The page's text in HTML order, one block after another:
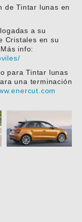
de Tintar lunas en
a su
Cristales en su
info:
para Tintar lunas
una terminación